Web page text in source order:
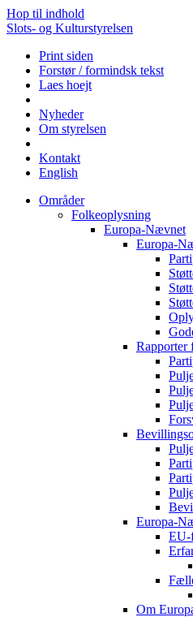
Hop til indhold
Slots- og Kulturstyrelsen
Print siden
Forstør / formindsk tekst
Laes hoejt
Nyheder
Om styrelsen
Kontakt
English
Områder
Folkeoplysning
Europa-Nævnet
Europa-
Rapporter
Europa-
EU-
Om